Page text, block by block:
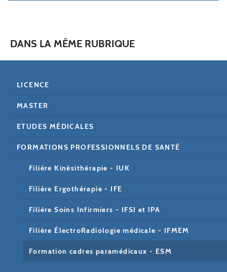
DANS LA MÊME RUBRIQUE
LICENCE
MASTER
ETUDES MÉDICALES
FORMATIONS PROFESSIONNELS DE SANTÉ
Filière Kinésithérapie - IUK
Filière Ergothérapie - IFE
Filière Soins Infirmiers - IFSI et IPA
Filière ÉlectroRadiologie médicale - IFMEM
Formation cadres paramédicaux - ESM